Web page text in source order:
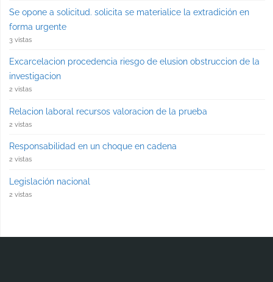
Se opone a solicitud. solicita se materialice la extradición en
forma urgente
3 vistas
Excarcelacion procedencia riesgo de elusion obstruccion de la
investigacion
2 vistas
Relacion laboral recursos valoracion de la prueba
2 vistas
Responsabilidad en un choque en cadena
2 vistas
Legislación nacional
2 vistas